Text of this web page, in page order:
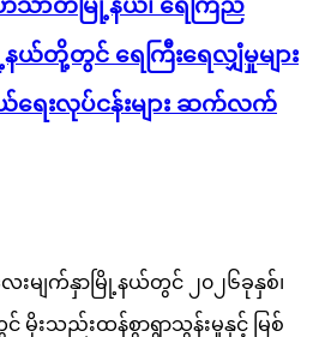
ယ်တို့တွင် ရေကြီးရေလျှံမှုများ
းလုပ်ငန်းများ ဆက်လက်
းမျက်နှာမြို့နယ်တွင် ၂၀၂၆ခုနှစ်၊
းသည်းထန်စွာရွာသွန်းမှုနှင့် မြစ်